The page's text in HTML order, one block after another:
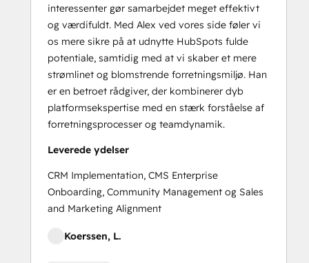
interessenter gør samarbejdet meget effektivt
og værdifuldt. Med Alex ved vores side føler vi
os mere sikre på at udnytte HubSpots fulde
potentiale, samtidig med at vi skaber et mere
strømlinet og blomstrende forretningsmiljø. Han
er en betroet rådgiver, der kombinerer dyb
platformsekspertise med en stærk forståelse af
forretningsprocesser og teamdynamik.
Leverede ydelser
CRM Implementation, CMS Enterprise
Onboarding, Community Management og Sales
and Marketing Alignment
Koerssen, L.